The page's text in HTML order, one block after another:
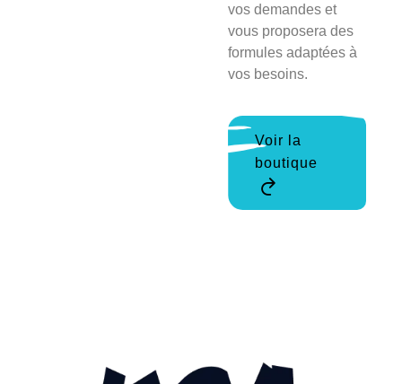
vos demandes et
vous proposera des
formules adaptées à
vos besoins.
Voir la
boutique